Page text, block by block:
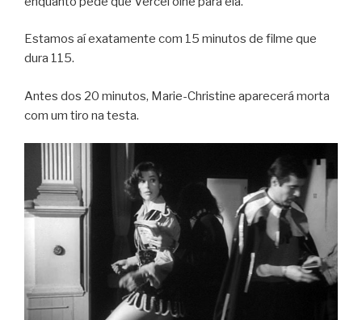
Estamos aí exatamente com 15 minutos de filme que
dura 115.
Antes dos 20 minutos, Marie-Christine aparecerá morta
com um tiro na testa.